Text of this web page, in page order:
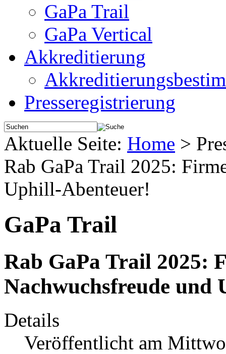
GaPa Trail
GaPa Vertical
Akkreditierung
Presseregistrierung
Aktuelle Seite: Home >
Rab GaPa Trail 2025:
Uphill-Abenteuer!
GaPa Trail
Rab GaPa Trail 2025:
Nachwuchsfreude und
Details
Veröffentlicht am